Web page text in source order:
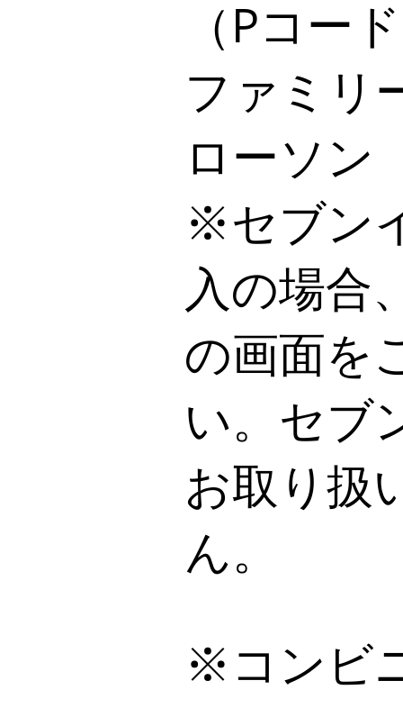
（Pコー
ファミリ
ローソン
※セブン
入の場合
の画面を
い。セブ
お取り扱
ん。
※コンビ